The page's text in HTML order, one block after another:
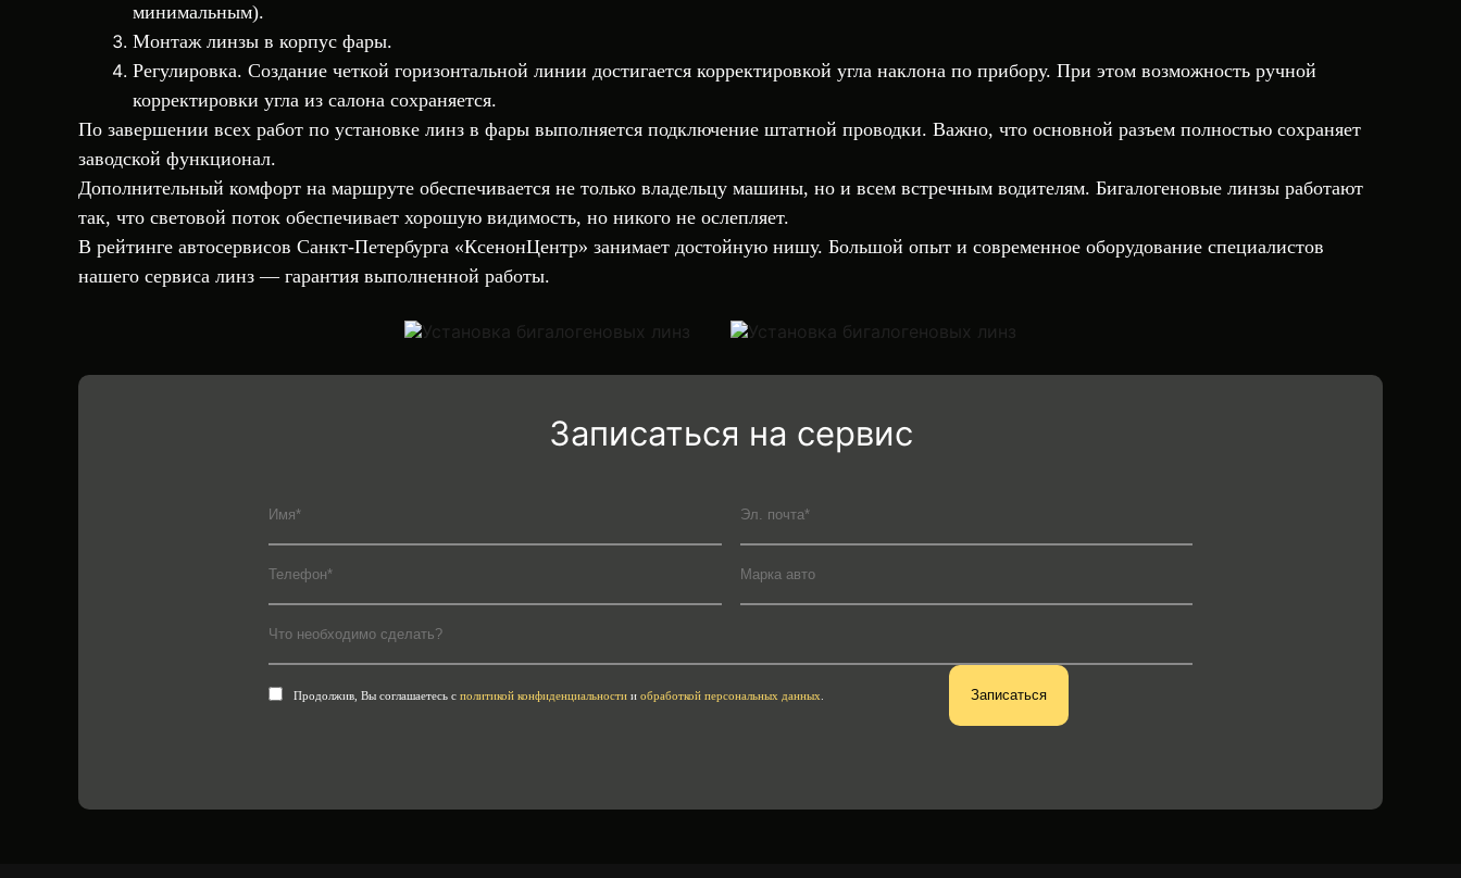
минимальным).
Монтаж линзы в корпус фары.
Регулировка. Создание четкой горизонтальной линии достигается корректировкой угла наклона по прибору. При этом возможность ручной
корректировки угла из салона сохраняется.
По завершении всех работ по установке линз в фары выполняется подключение штатной проводки. Важно, что основной разъем полностью сохраняет
заводской функционал.
Дополнительный комфорт на маршруте обеспечивается не только владельцу машины, но и всем встречным водителям. Бигалогеновые линзы работают
так, что световой поток обеспечивает хорошую видимость, но никого не ослепляет.
В рейтинге автосервисов Санкт-Петербурга «КсенонЦентр» занимает достойную нишу. Большой опыт и современное оборудование специалистов
нашего сервиса линз — гарантия выполненной работы.
Записаться на сервис
Продолжив, Вы соглашаетесь с политикой конфиденциальности и обработкой персональных данных